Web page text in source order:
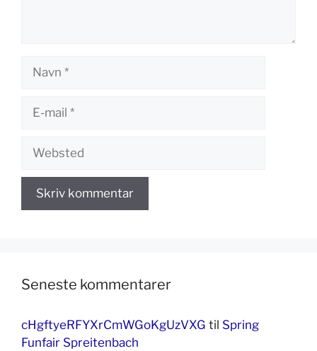
mail
Seneste kommentarer
cHgftyeRFYXrCmWGoKgUzVXG til Spring
Funfair Spreitenbach